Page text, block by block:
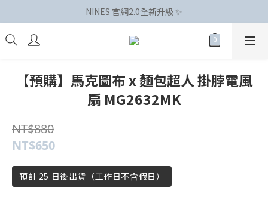
NINES 官網2.0全新升級 ✨
【預購】馬克圖布 x 麵包超人 掛脖電風
扇 MG2632MK
NT$880
NT$650
預計 25 日後出貨（工作日不含假日）